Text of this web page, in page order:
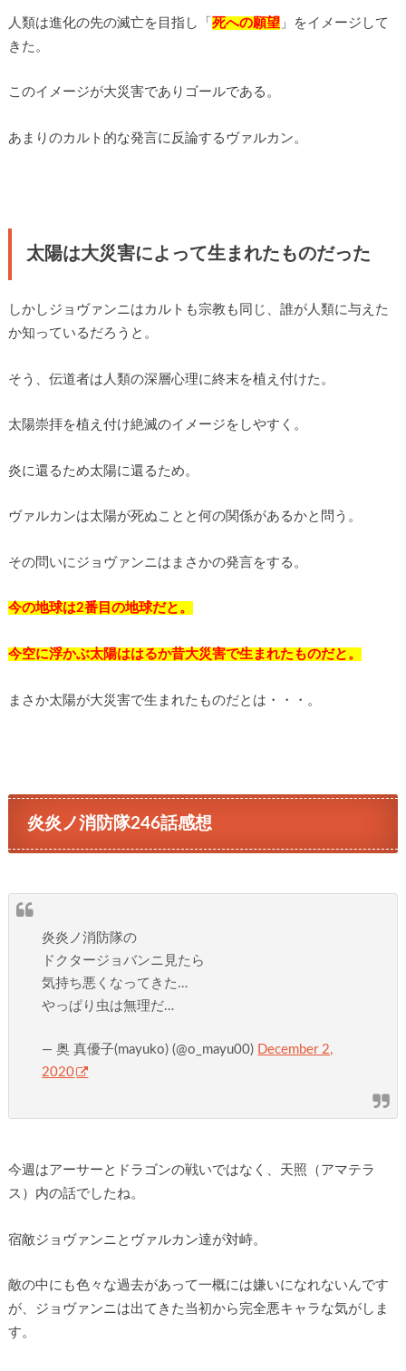
人類は進化の先の滅亡を目指し「 死への願望」をイメージして
きた。
このイメージが大災害でありゴールである。
あまりのカルト的な発言に反論するヴァルカン。
太陽は大災害によって生まれたものだった
しかしジョヴァンニはカルトも宗教も同じ、誰が人類に与えた
か知っているだろうと。
そう、伝道者は人類の深層心理に終末を植え付けた。
太陽崇拝を植え付け絶滅のイメージをしやすく。
炎に還るため太陽に還るため。
ヴァルカンは太陽が死ぬことと何の関係があるかと問う。
その問いにジョヴァンニはまさかの発言をする。
今の地球は2番目の地球だと。
今空に浮かぶ太陽ははるか昔大災害で生まれたものだと。
まさか太陽が大災害で生まれたものだとは・・・。
炎炎ノ消防隊246話感想
炎炎ノ消防隊の
ドクタージョバンニ見たら
気持ち悪くなってきた…
やっぱり虫は無理だ…
— 奥 真優子(mayuko) (@o_mayu00) December 2,
2020
今週はアーサーとドラゴンの戦いではなく、天照（アマテラ
ス）内の話でしたね。
宿敵ジョヴァンニとヴァルカン達が対峙。
敵の中にも色々な過去があって一概には嫌いになれないんです
が、ジョヴァンニは出てきた当初から完全悪キャラな気がしま
す。